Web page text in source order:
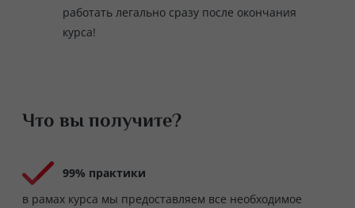
работать легально сразу после окончания
курса!
Что вы получите?
99% практики
в рамах курса мы предоставляем все необходимое